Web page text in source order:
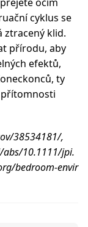
cyklus se
ztracený klid.
přírodu, aby
efektů,
ty
přítomnosti
38534181/,
abs/10.1111/jpi.
bedroom-envir